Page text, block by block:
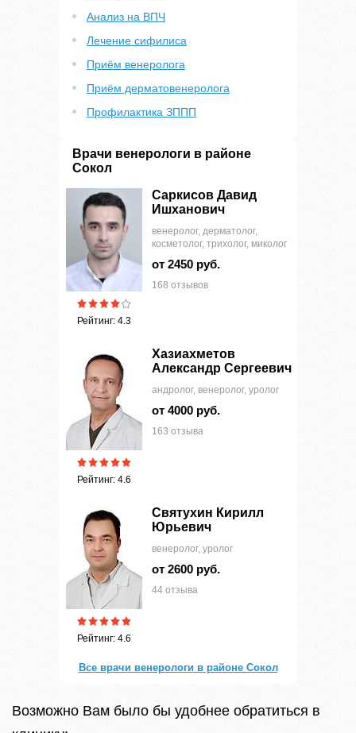
Анализ на ВПЧ
Лечение сифилиса
Приём венеролога
Приём дерматовенеролога
Профилактика ЗППП
Врачи венерологи в районе
Сокол
Рейтинг: 4.3
Саркисов Давид
Ишханович
венеролог, дерматолог,
косметолог, трихолог, миколог
от 2450 руб.
168 отзывов
Рейтинг: 4.6
Хазиахметов
Александр Сергеевич
андролог, венеролог, уролог
от 4000 руб.
163 отзыва
Рейтинг: 4.6
Святухин Кирилл
Юрьевич
венеролог, уролог
от 2600 руб.
44 отзыва
Все врачи венерологи в районе Сокол
Возможно Вам было бы удобнее обратиться в